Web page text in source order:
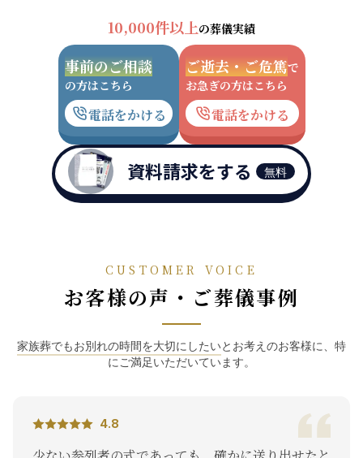
10,000件以上の葬儀実績
事前のご相談
の方はこちら
電話をかける
ご逝去・ご危篤で
お急ぎの方はこちら
電話をかける
資料請求をする 無料
CUSTOMER VOICE
お客様の声・ご葬儀事例
家族葬でもお別れの時間を大切にしたいとお考えのお客様に、特
にご満足いただいています。
4.8